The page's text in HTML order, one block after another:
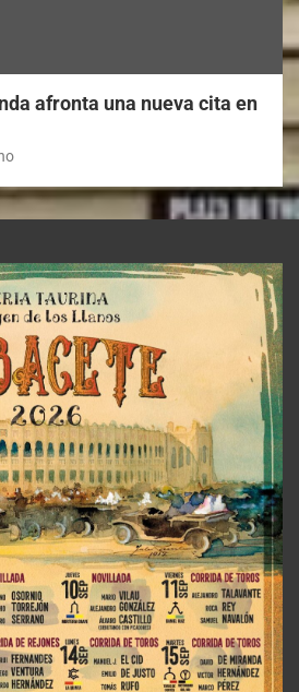
afronta una nueva cita en